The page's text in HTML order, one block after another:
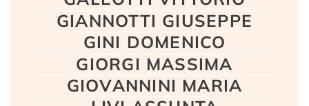
GIANNOTTI GIUSEPPE
GINI DOMENICO
GIORGI MASSIMA
GIOVANNINI MARIA